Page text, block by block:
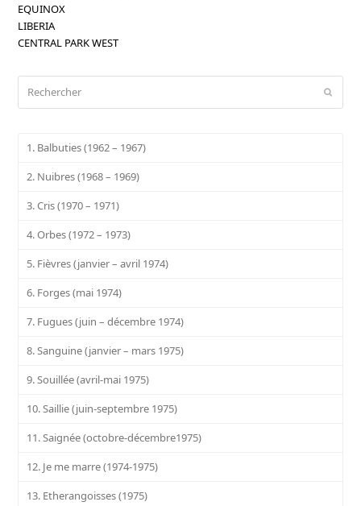
EQUINOX
LIBERIA
CENTRAL PARK WEST
1. Balbuties (1962 – 1967)
2. Nuibres (1968 – 1969)
3. Cris (1970 – 1971)
4. Orbes (1972 – 1973)
5. Fièvres (janvier – avril 1974)
6. Forges (mai 1974)
7. Fugues (juin – décembre 1974)
8. Sanguine (janvier – mars 1975)
9. Souillée (avril-mai 1975)
10. Saillie (juin-septembre 1975)
11. Saignée (octobre-décembre1975)
12. Je me marre (1974-1975)
13. Etherangoisses (1975)